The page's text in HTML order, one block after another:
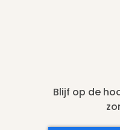
Blijf op de